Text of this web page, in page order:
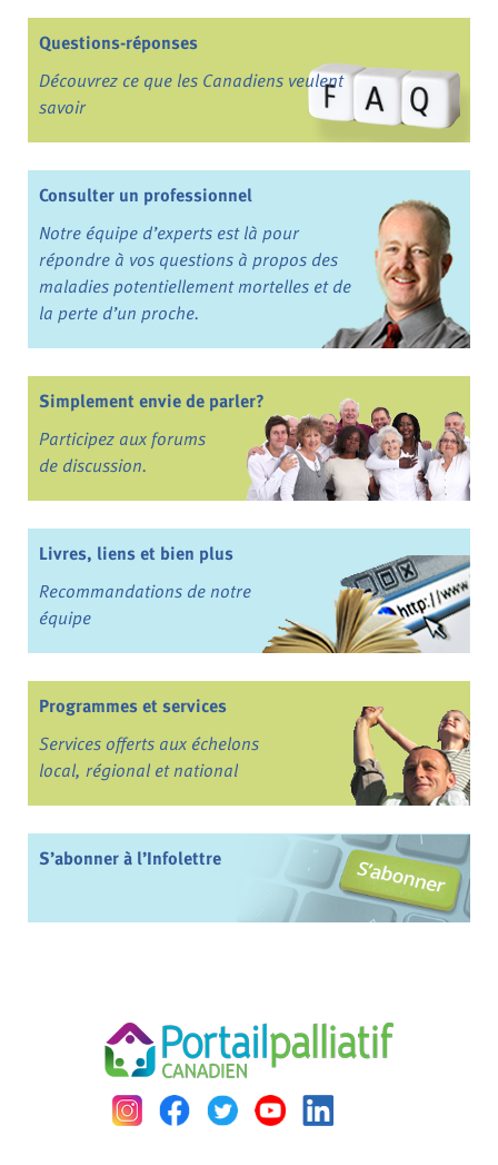
Questions-réponses
Découvrez ce que les Canadiens veulent
savoir
Consulter un professionnel
Notre équipe d’experts est là pour
répondre à vos questions à propos des
maladies potentiellement mortelles et de
la perte d’un proche.
Simplement envie de parler?
Participez aux forums
de discussion.
Livres, liens et bien plus
Recommandations de notre
équipe
Programmes et services
Services offerts aux échelons
local, régional et national
S’abonner à l’Infolettre